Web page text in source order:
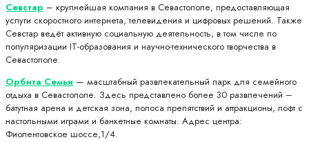
Севстар – крупнейшая компания в Севастополе, предоставляющая
услуги скоростного интернета, телевидения и цифровых решений. Также
Севстар ведёт активную социальную деятельность, в том числе по
популяризации IT-образования и научно-технического творчества в
Севастополе.
Орбита Семьи — масштабный развлекательный парк для семейного
отдыха в Севастополе. Здесь представлено более 30 развлечений –
батутная арена и детская зона, полоса препятствий и аттракционы, лофт с
настольными играми и банкетные комнаты. Адрес центра:
Фиолентовское шоссе,1/4.